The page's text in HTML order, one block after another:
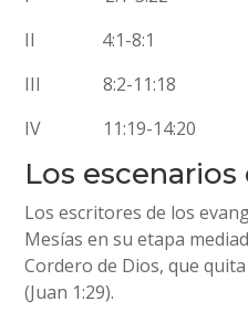
II 4:1-8:1
III 8:2-11:18
IV 11:19-14:20
Los
Los escritores de los
Mesías en su etapa
Cordero de Dios, que
(Juan 1:29).